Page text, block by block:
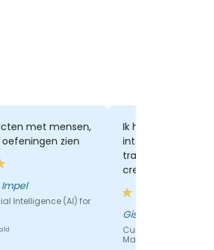
met mensen,
zien
- Impel
Intelligence (AI) for
Ik heb de
interactieve
training
creëerde een
omgeving die
tussen de trainer
deelnemers
waardoor de
betrokkenheid
Cursus - Artificial
Managers